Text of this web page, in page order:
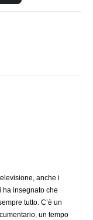
anche i
ha insegnato che
tutto. C’è un
un tempo